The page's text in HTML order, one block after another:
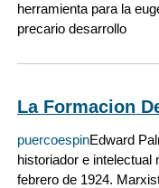
herramienta para la
precario desarrollo
La Formacion
puercoespinEdward
historiador e intelectual
febrero de 1924.